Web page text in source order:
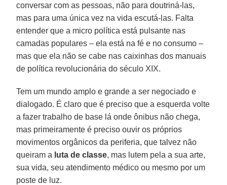
conversar com as pessoas, não para doutriná-las,
mas para uma única vez na vida escutá-las. Falta
entender que a micro política está pulsante nas
camadas populares – ela está na fé e no consumo –
mas que ela não se cabe nas caixinhas dos manuais
de política revolucionária do século XIX.
Tem um mundo amplo e grande a ser negociado e
dialogado. É claro que é preciso que a esquerda volte
a fazer trabalho de base lá onde ônibus não chega,
mas primeiramente é preciso ouvir os próprios
movimentos orgânicos da periferia, que talvez não
queiram a luta de classe, mas lutem pela a sua arte,
sua vida, seu atendimento médico ou mesmo por um
poste de luz.